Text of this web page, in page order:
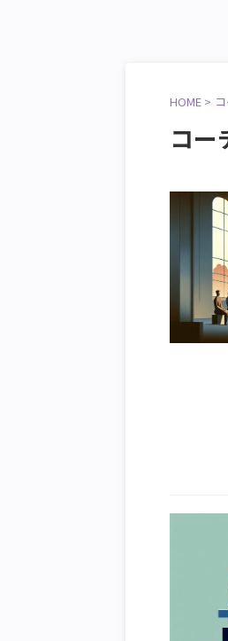
HOME >
コー